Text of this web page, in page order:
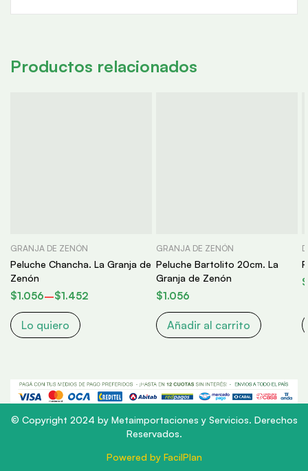
Productos relacionados
GRANJA DE ZENÓN
Peluche Chancha. La Granja de
Zenón
$1.056–$1.452
Lo quiero
GRANJA DE ZENÓN
Peluche Bartolito 20cm. La
Granja de Zenón
$1.056
Añadir al carrito
$
© Copyright 2024 by Metaimportaciones y Servicios. Derechos
Reservados.
Powered by FacilPlan